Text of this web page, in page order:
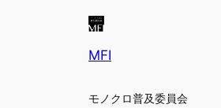
MFI
モノクロ普及委員会